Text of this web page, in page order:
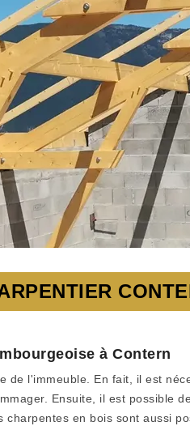
à Contern
l'immeuble. En fait, il est
Ensuite, il est possible
en bois sont aussi